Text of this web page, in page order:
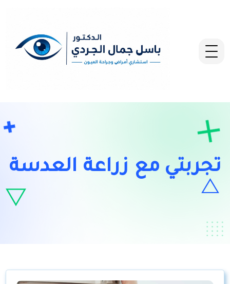
تجربتي مع زراعة العدسة